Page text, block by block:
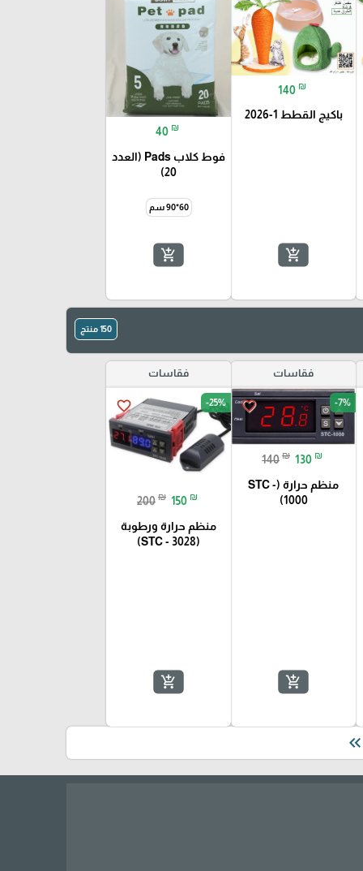
140 ₪
باكيج القطط 1-2026
add_shopping_cart
40 ₪
فوط كلاب Pads (العدد
20)
60*90 سم
add_shopping_cart
150 منتج
فقاسات
favorite_border -7%
140 ₪ 130 ₪
منظم حرارة (STC -
1000)
add_shopping_cart
فقاسات
favorite_border -25%
200 ₪ 150 ₪
منظم حرارة ورطوبة
(STC - 3028)
add_shopping_cart
keyboard_double_arrow_left